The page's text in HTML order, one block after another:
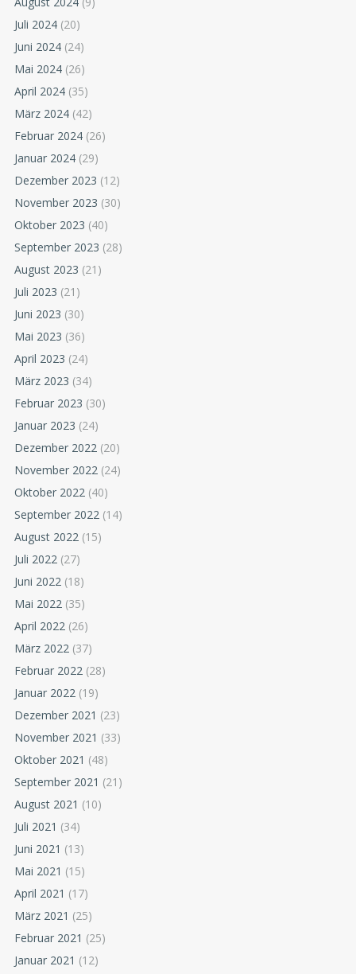
Juli 2024 (20)
Juni 2024 (24)
Mai 2024 (26)
April 2024 (35)
März 2024 (42)
Februar 2024 (26)
Januar 2024 (29)
Dezember 2023 (12)
November 2023 (30)
Oktober 2023 (40)
September 2023 (28)
August 2023 (21)
Juli 2023 (21)
Juni 2023 (30)
Mai 2023 (36)
April 2023 (24)
März 2023 (34)
Februar 2023 (30)
Januar 2023 (24)
Dezember 2022 (20)
November 2022 (24)
Oktober 2022 (40)
September 2022 (14)
August 2022 (15)
Juli 2022 (27)
Juni 2022 (18)
Mai 2022 (35)
April 2022 (26)
März 2022 (37)
Februar 2022 (28)
Januar 2022 (19)
Dezember 2021 (23)
November 2021 (33)
Oktober 2021 (48)
September 2021 (21)
August 2021 (10)
Juli 2021 (34)
Juni 2021 (13)
Mai 2021 (15)
April 2021 (17)
März 2021 (25)
Februar 2021 (25)
Januar 2021 (12)